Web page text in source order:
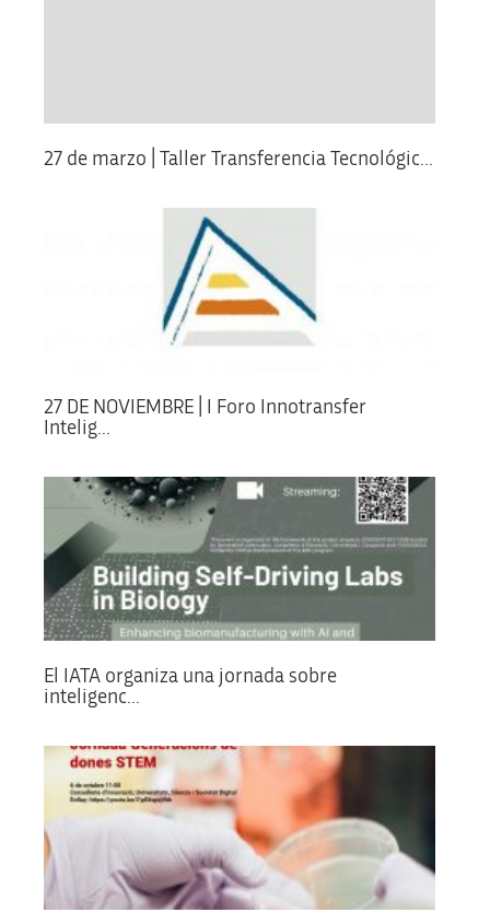
27 de marzo | Taller Transferencia Tecnológic...
27 DE NOVIEMBRE | I Foro Innotransfer
Intelig...
El IATA organiza una jornada sobre
inteligenc...